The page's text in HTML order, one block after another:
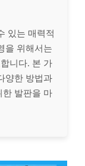
있는 매력적
을 위해서는
니다. 본 가
양한 방법과
한 발판을 마